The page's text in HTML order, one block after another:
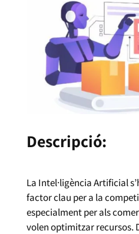
Descripció:
La Intel·ligència Artificial
factor clau per a la
especialment per als
volen optimitzar recursos.